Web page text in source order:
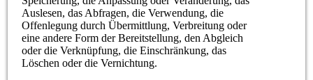
Auslesen, das Abfragen, die Verwendung, die
Offenlegung durch Übermittlung, Verbreitung oder
eine andere Form der Bereitstellung, den Abgleich
oder die Verknüpfung, die Einschränkung, das
Löschen oder die Vernichtung.